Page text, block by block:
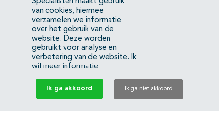
(088) 505 34 34
info@richtlijnendatabase.nl
YouTubeLinkedIn
KvK Federatie Medisch Specialisten:40483480
Privacyverklaring
van cookies, hiermee
verzamelen we informatie
over het gebruik van de
website. Deze worden
gebruikt voor analyse en
verbetering van de website.
Ik
wil meer informatie
Ik ga akkoord Ik ga niet akkoord